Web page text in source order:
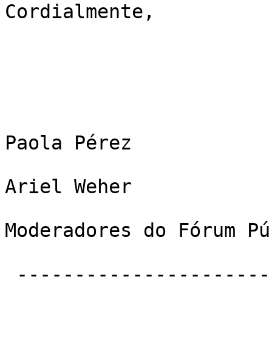
Cordialmente,
Paola Pérez
Ariel Weher
Moderadores do Fórum